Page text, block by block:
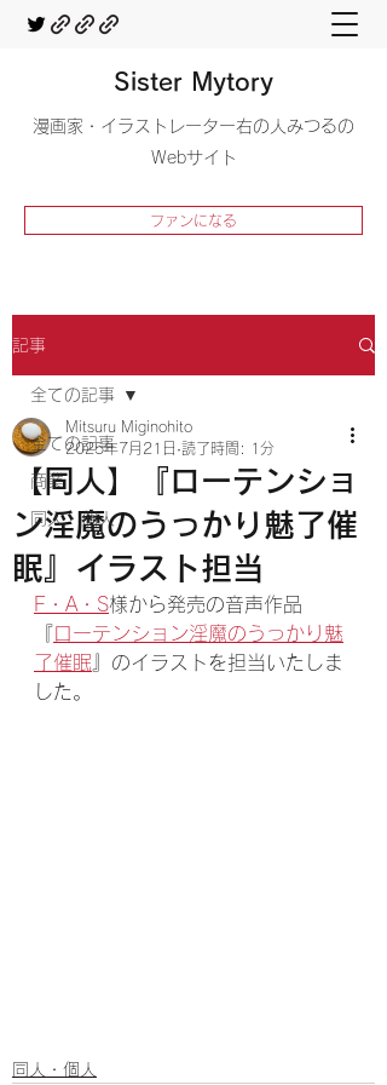
Sister Mytory
​漫画家・イラストレーター右の人みつるの
Webサイト
ファンになる
記事
全ての記事
商業
同人・個人
全ての記事
【同人】『ローテンショ
ン淫魔のうっかり魅了催
眠』イラスト担当
Mitsuru Miginohito
2025年7月21日 読了時間: 1分
F・A・S様から発売の音声作品
『ローテンション淫魔のうっかり魅
了催眠 』のイラストを担当いたしま
した。
同人・個人